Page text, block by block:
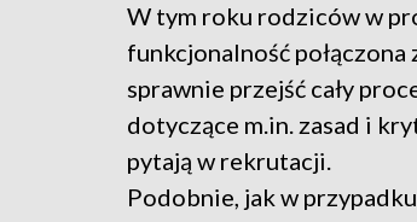
W tym roku rodziców w
funkcjonalność
sprawnie przejść cały
dotyczące m.in. zasad i
pytają w rekrutacji.
Podobnie, jak w